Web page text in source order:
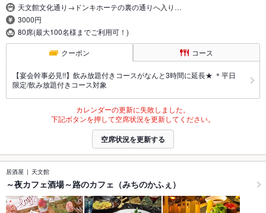
天文館文化通り→ドンキホーテの裏の通りへ入り…
3000円
80席(最大100名様までご利用可！)
クーポン コース
【宴会幹事必見!!】飲み放題付きコースがなんと3時間に延長★ ＊平日
限定/飲み放題付きコース対象
カレンダーの更新に失敗しました。
下記ボタンを押して空席状況を更新してください。
空席状況を更新する
居酒屋 天文館
～夜カフェ酒場～路のカフェ（みちのかふぇ）